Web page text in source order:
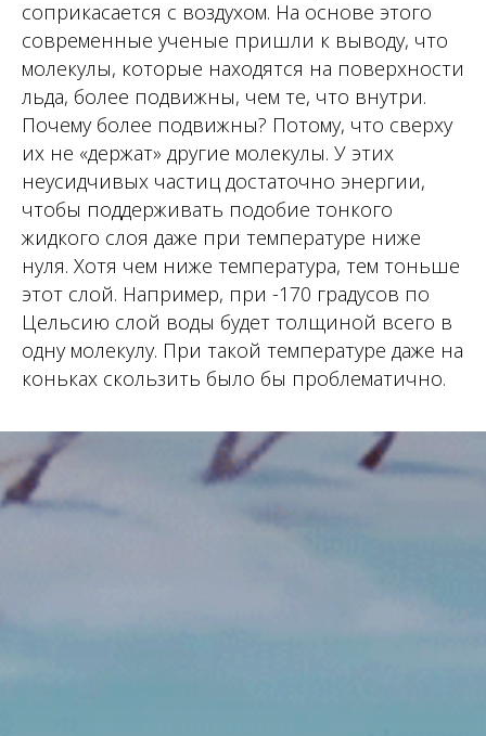
соприкасается с воздухом. На основе этого
современные ученые пришли к выводу, что
молекулы, которые находятся на поверхности
льда, более подвижны, чем те, что внутри.
Почему более подвижны? Потому, что сверху
их не «держат» другие молекулы. У этих
неусидчивых частиц достаточно энергии,
чтобы поддерживать подобие тонкого
жидкого слоя даже при температуре ниже
нуля. Хотя чем ниже температура, тем тоньше
этот слой. Например, при -170 градусов по
Цельсию слой воды будет толщиной всего в
одну молекулу. При такой температуре даже на
коньках скользить было бы проблематично.